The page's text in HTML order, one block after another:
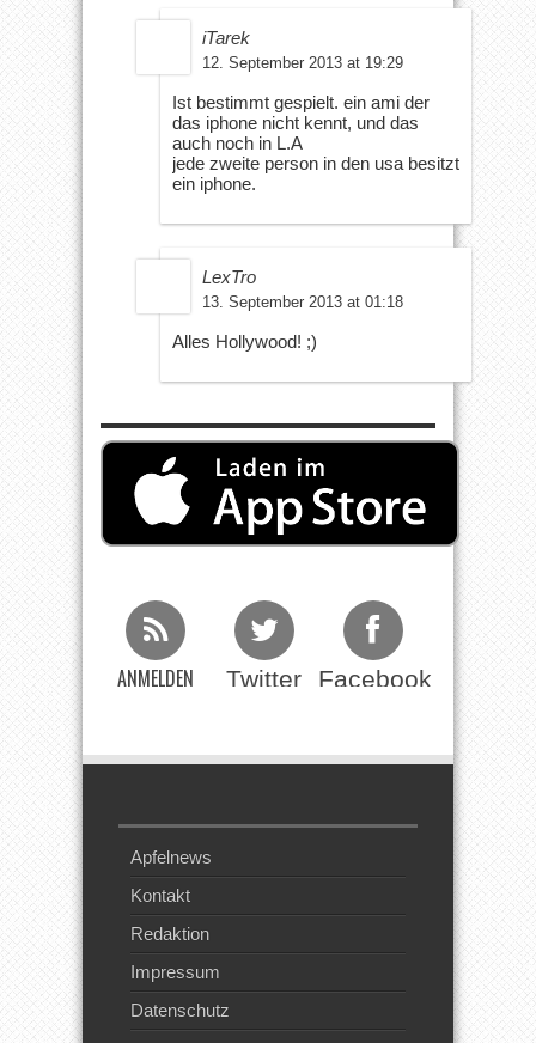
iTarek
12. September 2013 at 19:29
Ist bestimmt gespielt. ein ami der
das iphone nicht kennt, und das
auch noch in L.A
jede zweite person in den usa besitzt
ein iphone.
LexTro
13. September 2013 at 01:18
Alles Hollywood! ;)
ANMELDEN Twitter Facebook
Apfelnews
Kontakt
Redaktion
Impressum
Datenschutz